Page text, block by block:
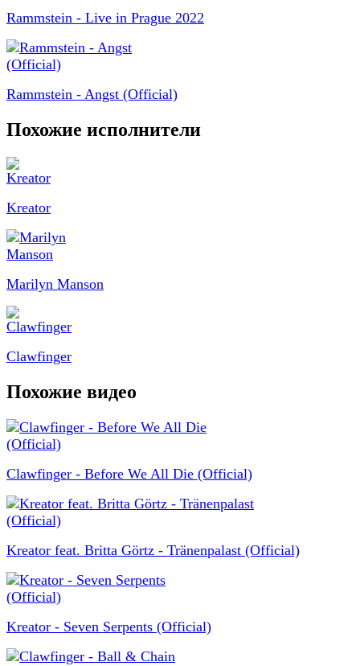
Rammstein - Live in Prague 2022
Rammstein - Angst (Official)
Похожие исполнители
Kreator
Marilyn Manson
Clawfinger
Похожие видео
Clawfinger - Before We All Die (Official)
Kreator feat. Britta Görtz - Tränenpalast (Official)
Kreator - Seven Serpents (Official)